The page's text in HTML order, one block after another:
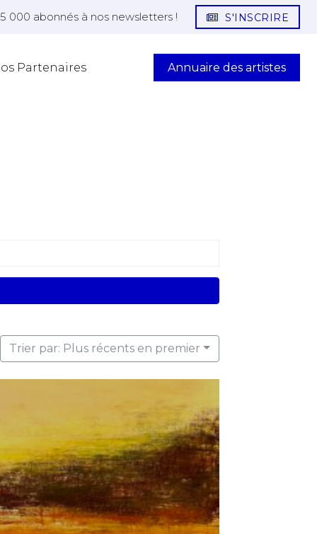
000 abonnés à nos newsletters ! S'INSCRIRE
Partenaires Annuaire des artistes
Trier par: Plus récents en premier